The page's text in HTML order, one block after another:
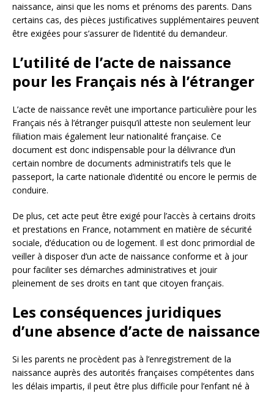
naissance, ainsi que les noms et prénoms des parents. Dans
certains cas, des pièces justificatives supplémentaires peuvent
être exigées pour s’assurer de l’identité du demandeur.
L’utilité de l’acte de naissance
pour les Français nés à l’étranger
L’acte de naissance revêt une importance particulière pour les
Français nés à l’étranger puisqu’il atteste non seulement leur
filiation mais également leur nationalité française. Ce
document est donc indispensable pour la délivrance d’un
certain nombre de documents administratifs tels que le
passeport, la carte nationale d’identité ou encore le permis de
conduire.
De plus, cet acte peut être exigé pour l’accès à certains droits
et prestations en France, notamment en matière de sécurité
sociale, d’éducation ou de logement. Il est donc primordial de
veiller à disposer d’un acte de naissance conforme et à jour
pour faciliter ses démarches administratives et jouir
pleinement de ses droits en tant que citoyen français.
Les conséquences juridiques
d’une absence d’acte de naissance
Si les parents ne procèdent pas à l’enregistrement de la
naissance auprès des autorités françaises compétentes dans
les délais impartis, il peut être plus difficile pour l’enfant né à